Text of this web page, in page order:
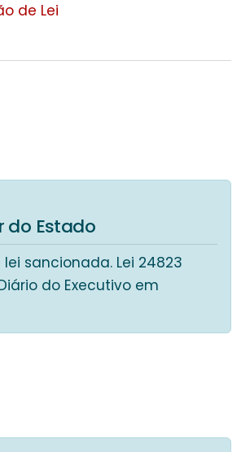
de Lei
do Estado
sancionada. Lei 24823
do Executivo em